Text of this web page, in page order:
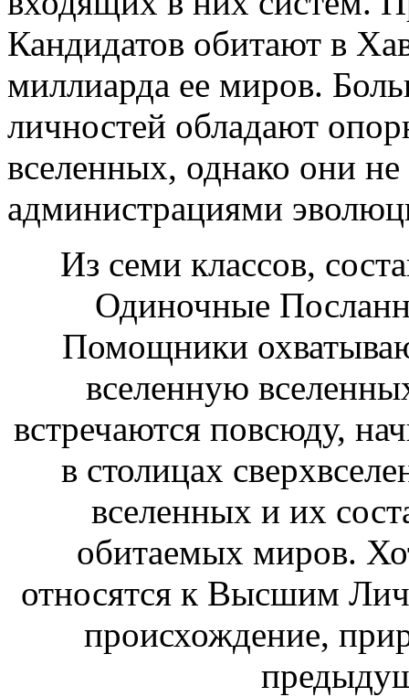
Кандидатов обитают в
миллиарда ее миров.
личностей обладают
вселенных, однако они
администрациями
Из семи классов,
Одиночные
Помощники
вселенную
встречаются повсюду,
в столицах
вселенных и их
обитаемых миров.
относятся к Высшим
происхождение,